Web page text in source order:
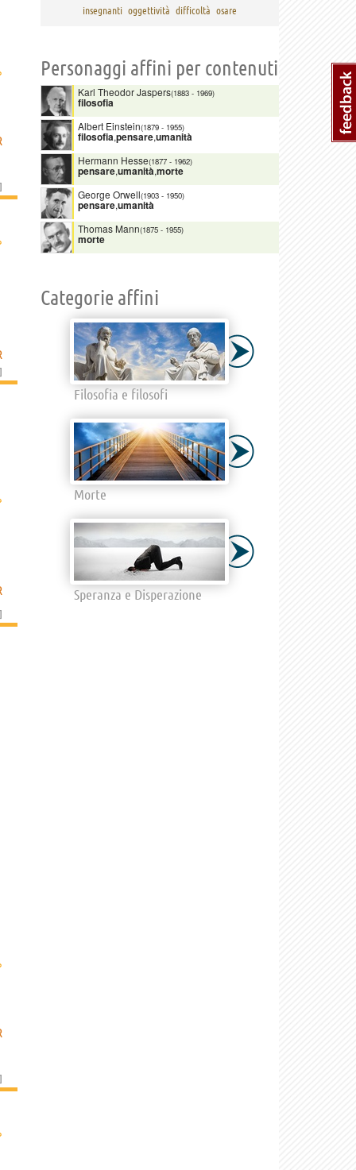
]
]
]
]
insegnanti oggettività difficoltà osare
Personaggi affini per contenuti
Karl Theodor Jaspers(1883 - 1969)
filosofia
Albert Einstein(1879 - 1955)
filosofia,pensare,umanità
Hermann Hesse(1877 - 1962)
pensare,umanità,morte
George Orwell(1903 - 1950)
pensare,umanità
Thomas Mann(1875 - 1955)
morte
Categorie affini
Filosofia e filosofi
Morte
Speranza e Disperazione